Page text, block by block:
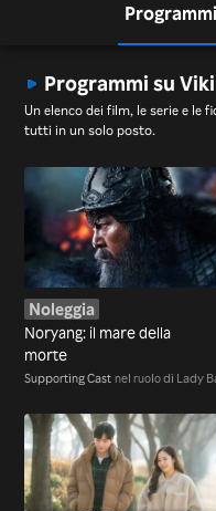
Programmi
Programmi su Viki
Un elenco dei film, le serie e le
tutti in un solo posto.
Noleggia
Noryang: il mare della
morte
Supporting Cast nel ruolo di Lady